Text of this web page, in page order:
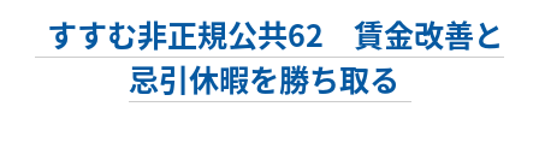
すすむ非正規公共62 賃金改善と
忌引休暇を勝ち取る